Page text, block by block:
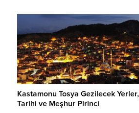
Kastamonu Tosya Gezilecek Yerler,
Tarihi ve Meşhur Pirinci